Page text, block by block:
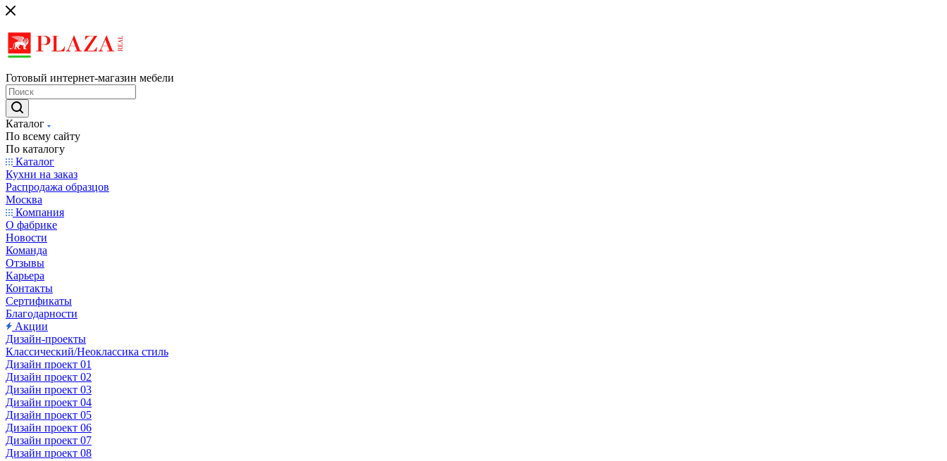
Готовый интернет-магазин мебели
Каталог
По всему сайту
По каталогу
Каталог
Кухни на заказ
Распродажа образцов
Москва
Компания
О фабрике
Новости
Команда
Отзывы
Карьера
Контакты
Сертификаты
Благодарности
Акции
Дизайн-проекты
Классический/Неоклассика стиль
Дизайн проект 01
Дизайн проект 02
Дизайн проект 03
Дизайн проект 04
Дизайн проект 05
Дизайн проект 06
Дизайн проект 07
Дизайн проект 08